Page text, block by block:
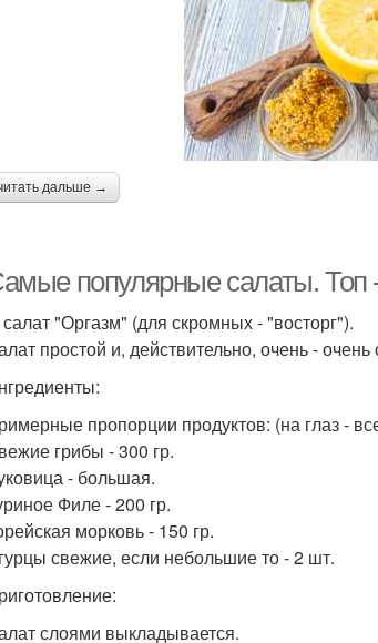
дальше →
популярные салаты. Топ
салат "Оргазм" (для скромных - "восторг").
простой и, действительно, очень -
пропорции продуктов: (на глаз -
грибы - 300 гр.
- большая.
Филе - 200 гр.
морковь - 150 гр.
свежие, если небольшие то - 2 шт.
слоями выкладывается.